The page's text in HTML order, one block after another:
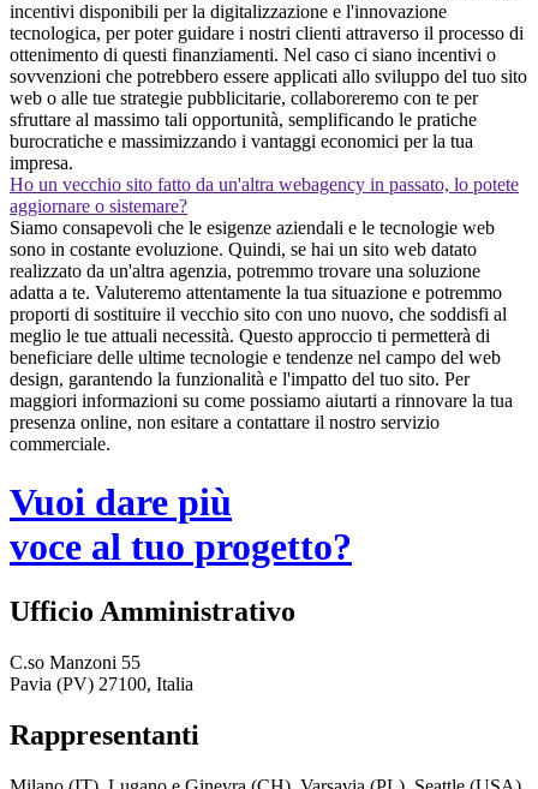
incentivi disponibili per la digitalizzazione e l'innovazione
tecnologica, per poter guidare i nostri clienti attraverso il processo di
ottenimento di questi finanziamenti. Nel caso ci siano incentivi o
sovvenzioni che potrebbero essere applicati allo sviluppo del tuo sito
web o alle tue strategie pubblicitarie, collaboreremo con te per
sfruttare al massimo tali opportunità, semplificando le pratiche
burocratiche e massimizzando i vantaggi economici per la tua
impresa.
Ho un vecchio sito fatto da un'altra webagency in passato, lo potete
aggiornare o sistemare?
Siamo consapevoli che le esigenze aziendali e le tecnologie web
sono in costante evoluzione. Quindi, se hai un sito web datato
realizzato da un'altra agenzia, potremmo trovare una soluzione
adatta a te. Valuteremo attentamente la tua situazione e potremmo
proporti di sostituire il vecchio sito con uno nuovo, che soddisfi al
meglio le tue attuali necessità. Questo approccio ti permetterà di
beneficiare delle ultime tecnologie e tendenze nel campo del web
design, garantendo la funzionalità e l'impatto del tuo sito. Per
maggiori informazioni su come possiamo aiutarti a rinnovare la tua
presenza online, non esitare a contattare il nostro servizio
commerciale.
Vuoi dare più
voce al tuo progetto?
Ufficio Amministrativo
C.so Manzoni 55
Pavia (PV) 27100, Italia
Rappresentanti